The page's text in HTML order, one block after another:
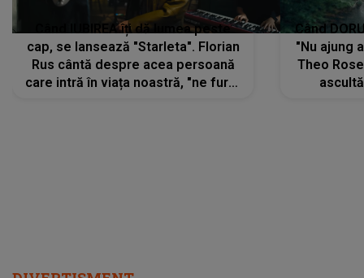
Când IUBIREA îți dă lumea peste
cap, se lansează "Starleta". Florian
Rus cântă despre acea persoană
care intră în viața noastră, "ne fură"
Când
"Nu ajung
Theo